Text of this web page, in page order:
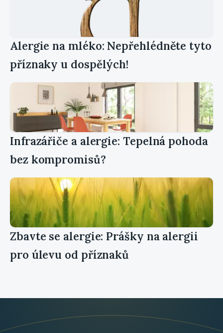
Alergie na mléko: Nepřehlédněte tyto
příznaky u dospělých!
Infrazářiče a alergie: Tepelná pohoda
bez kompromisů?
Zbavte se alergie: Prášky na alergii
pro úlevu od příznaků